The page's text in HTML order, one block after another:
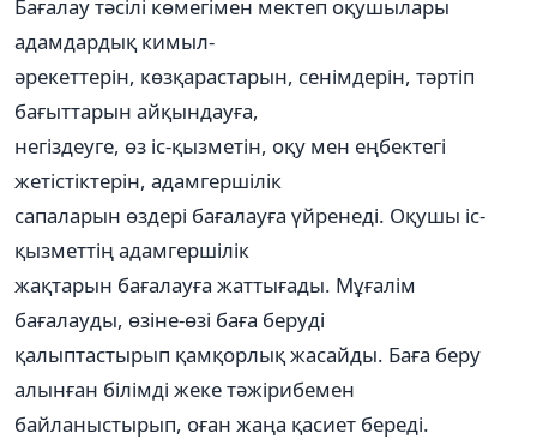
Бағалау тәсілі көмегімен мектеп оқушылары
адамдардық кимыл-
әрекеттерін, көзқарастарын, сенімдерін, тәртіп
бағыттарын айқындауға,
негіздеуге, өз іс-қызметін, оқу мен еңбектегі
жетістіктерін, адамгершілік
сапаларын өздері бағалауға үйренеді. Оқушы іс-
қызметтің адамгершілік
жақтарын бағалауға жаттығады. Мұғалім
бағалауды, өзіне-өзі баға беруді
қалыптастырып қамқорлық жасайды. Баға беру
алынған білімді жеке тәжірибемен
байланыстырып, оған жаңа қасиет береді.